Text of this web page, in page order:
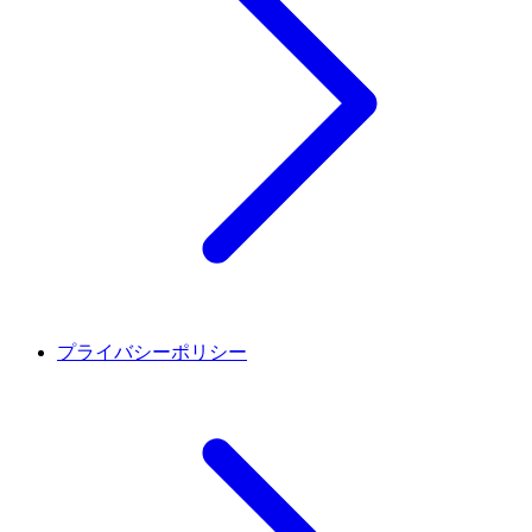
プライバシーポリシー